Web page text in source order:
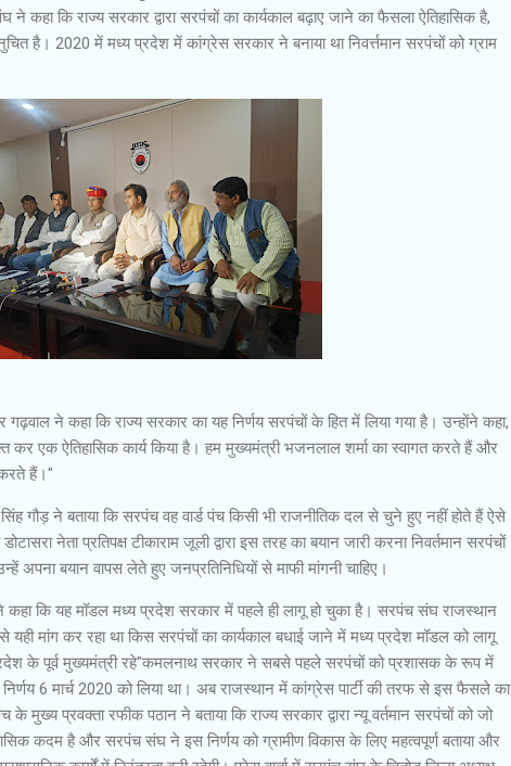
ने कहा कि राज्य सरकार द्वारा सरपंचों का कार्यकाल बढ़ाए जाने का फैसला ऐतिहासिक है,
है। 2020 में मध्य प्रदेश में कांग्रेस सरकार ने बनाया था निवर्त्तमान सरपंचों को ग्राम
ने कहा कि राज्य सरकार का यह निर्णय सरपंचों के हित में लिया गया है। उन्होंने कहा,
कर एक ऐतिहासिक कार्य किया है। हम मुख्यमंत्री भजनलाल शर्मा का स्वागत करते हैं और
हैं।"
गौड़ ने बताया कि सरपंच वह वार्ड पंच किसी भी राजनीतिक दल से चुने हुए नहीं होते हैं ऐसे
नेता प्रतिपक्ष टीकाराम जूली द्वारा इस तरह का बयान जारी करना निवर्तमान सरपंचों
अपना बयान वापस लेते हुए जनप्रतिनिधियों से माफी मांगनी चाहिए।
ने कहा कि यह मॉडल मध्य प्रदेश सरकार में पहले ही लागू हो चुका है। सरपंच संघ राजस्थान
मांग कर रहा था किस सरपंचों का कार्यकाल बधाई जाने में मध्य प्रदेश मॉडल को लागू
प्रदेश के पूर्व मुख्यमंत्री रहे"कमलनाथ सरकार ने सबसे पहले सरपंचों को प्रशासक के रूप में
6 मार्च 2020 को लिया था। अब राजस्थान में कांग्रेस पार्टी की तरफ से इस फैसले का
के मुख्य प्रवक्ता रफीक पठान ने बताया कि राज्य सरकार द्वारा न्यू वर्तमान सरपंचों को जो
कदम है और सरपंच संघ ने इस निर्णय को ग्रामीण विकास के लिए महत्वपूर्ण बताया और